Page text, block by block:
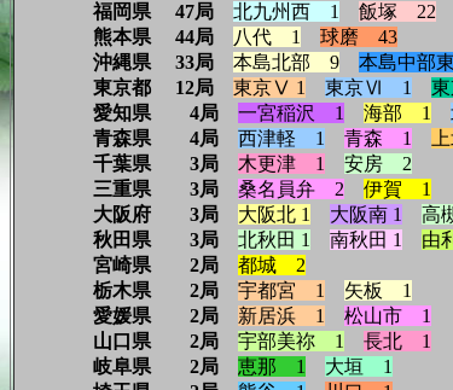
福岡県 47局 北九州西 1 飯塚 22
熊本県 44局
八代 1
球磨 43
沖縄県 33局 本島北部 9 本島中部
東京都 12局 東京Ⅴ 1 東京Ⅵ 1
愛知県 4局
一宮稲沢 1 海部 1
青森県 4局 西津軽 1 青森 1
千葉県 3局 木更津 1
安房 2
三重県 3局 桑名員弁 2
伊賀 1
大阪府 3局 大阪北 1 大阪南 1
高
秋田県 3局 北秋田 1 南秋田 1
由
宮崎県 2局 都城 2
栃木県 2局 宇都宮 1
矢板 1
愛媛県 2局 新居浜 1
松山市 1
山口県 2局 宇部美祢 1
長北 1
岐阜県 2局 恵那 1
大垣 1